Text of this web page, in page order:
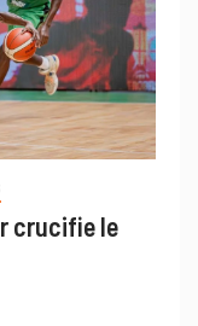
crucifie le